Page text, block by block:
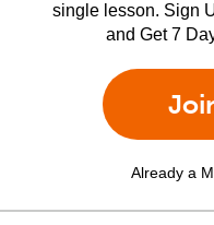
single lesson. Sign
and Get 7
Already a